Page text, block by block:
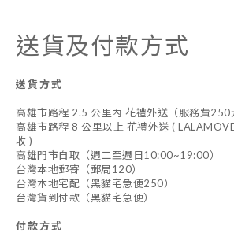
送貨及付款方式
送貨方式
高雄市路程 2.5 公里內 花禮外送（服務費250
高雄市路程 8 公里以上 花禮外送 (
收 )
高雄門市自取（週二至週日10:00~19:00）
台灣本地郵寄（郵局120）
台灣本地宅配（黑貓宅急便250）
台灣貨到付款（黑貓宅急便）
付款方式